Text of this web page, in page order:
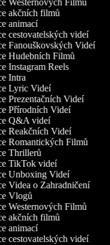
Westernových Filmů
akčních filmů
animací
cestovatelských videí
Fanouškovských Videí
Hudebních Filmů
Instagram Reels
Intra
Lyric Videí
Prezentačních Videí
Přírodních Videí
Q&A videí
Reakčních Videí
Romantických Filmů
Thrillerů
TikTok videí
Unboxing Videí
Videa o Zahradničení
Vlogů
Westernových Filmů
akčních filmů
animací
cestovatelských videí